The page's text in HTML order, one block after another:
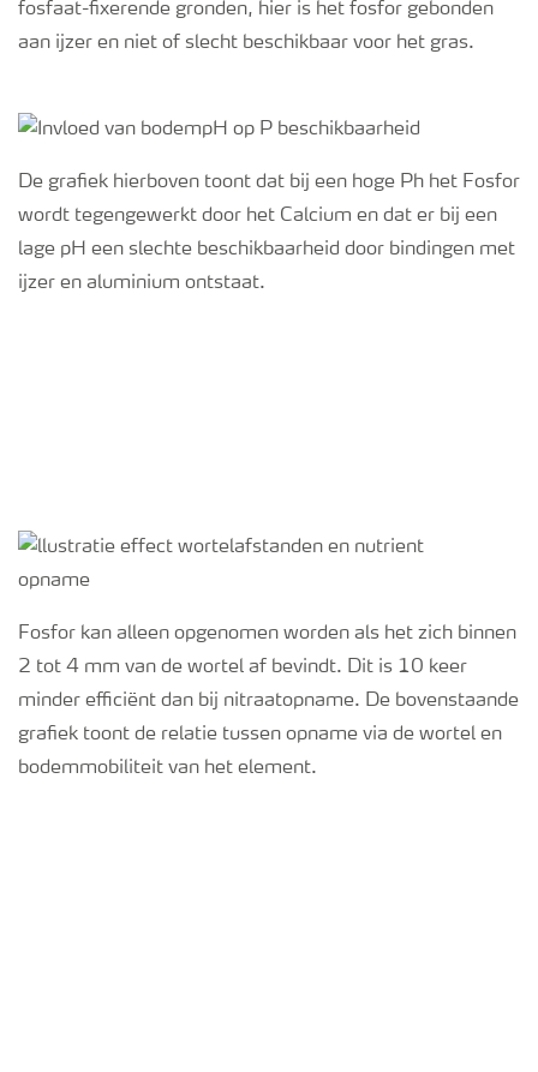
Webinars
fosfaat-fixerende gronden, hier is het fosfor gebonden
aan ijzer en niet of slecht beschikbaar voor het gras.
De grafiek hierboven toont dat bij een hoge Ph het Fosfor
wordt tegengewerkt door het Calcium en dat er bij een
lage pH een slechte beschikbaarheid door bindingen met
ijzer en aluminium ontstaat.
Fosfor kan alleen opgenomen worden als het zich binnen
2 tot 4 mm van de wortel af bevindt. Dit is 10 keer
minder efficiënt dan bij nitraatopname. De bovenstaande
grafiek toont de relatie tussen opname via de wortel en
bodemmobiliteit van het element.